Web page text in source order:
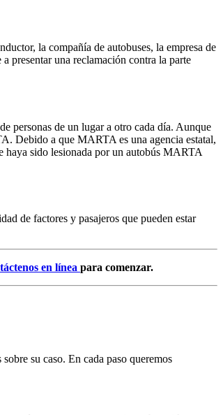
la compañía de autobuses, la empresa de
presentar una reclamación contra la parte
personas de un lugar a otro cada día. Aunque
Debido a que MARTA es una agencia estatal,
haya sido lesionada por un autobús MARTA
de factores y pasajeros que pueden estar
en línea para comenzar.
su caso. En cada paso queremos